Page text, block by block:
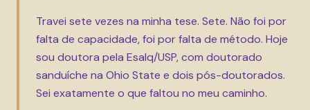
Travei sete vezes na minha tese. Sete. Não foi por
falta de capacidade, foi por falta de método. Hoje
sou doutora pela Esalq/USP, com doutorado
sanduíche na Ohio State e dois pós-doutorados.
Sei exatamente o que faltou no meu caminho.